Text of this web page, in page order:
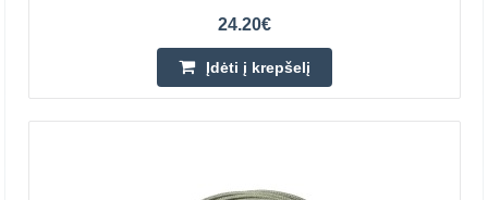
Pridėti prie pageidavimų sąrašo
24.20€
Įdėti į krepšelį